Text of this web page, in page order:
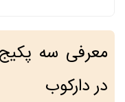
معرفی سه
در دارکوب